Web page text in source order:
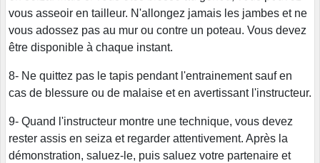
vous asseoir en tailleur. N'allongez jamais les jambes et ne
vous adossez pas au mur ou contre un poteau. Vous devez
être disponible à chaque instant.
8- Ne quittez pas le tapis pendant l'entrainement sauf en
cas de blessure ou de malaise et en avertissant l'instructeur.
9- Quand l'instructeur montre une technique, vous devez
rester assis en seiza et regarder attentivement. Après la
démonstration, saluez-le, puis saluez votre partenaire et